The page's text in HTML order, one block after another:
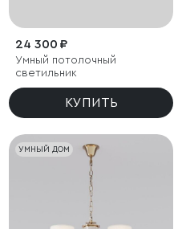
24 300 ₽
Умный потолочный
светильник
КУПИТЬ
УМНЫЙ ДОМ